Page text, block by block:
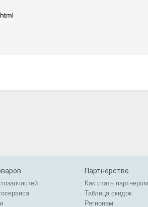
Партнерство
Как стать партнером
Таблица скидок
Регионам